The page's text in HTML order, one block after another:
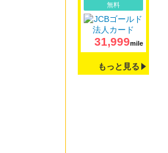
無料
31,999mile
もっと見る